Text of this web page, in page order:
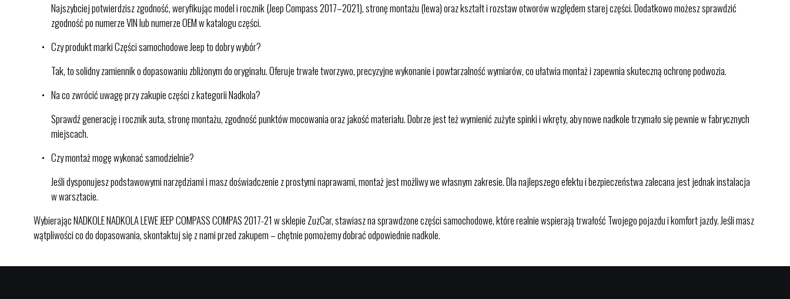
Najszybciej potwierdzisz zgodność, weryfikując model i rocznik (Jeep Compass 2017–2021), stronę montażu (lewa) oraz kształt i rozstaw otworów względem starej części. Dodatkowo możesz sprawdzić
zgodność po numerze VIN lub numerze OEM w katalogu części.
Czy produkt marki Części samochodowe Jeep to dobry wybór?
Tak, to solidny zamiennik o dopasowaniu zbliżonym do oryginału. Oferuje trwałe tworzywo, precyzyjne wykonanie i powtarzalność wymiarów, co ułatwia montaż i zapewnia skuteczną ochronę podwozia.
Na co zwrócić uwagę przy zakupie części z kategorii Nadkola?
Sprawdź generację i rocznik auta, stronę montażu, zgodność punktów mocowania oraz jakość materiału. Dobrze jest też wymienić zużyte spinki i wkręty, aby nowe nadkole trzymało się pewnie w fabrycznych
miejscach.
Czy montaż mogę wykonać samodzielnie?
Jeśli dysponujesz podstawowymi narzędziami i masz doświadczenie z prostymi naprawami, montaż jest możliwy we własnym zakresie. Dla najlepszego efektu i bezpieczeństwa zalecana jest jednak instalacja
w warsztacie.
Wybierając NADKOLE NADKOLA LEWE JEEP COMPASS COMPAS 2017-21 w sklepie ZuzCar, stawiasz na sprawdzone części samochodowe, które realnie wspierają trwałość Twojego pojazdu i komfort jazdy. Jeśli masz
wątpliwości co do dopasowania, skontaktuj się z nami przed zakupem – chętnie pomożemy dobrać odpowiednie nadkole.